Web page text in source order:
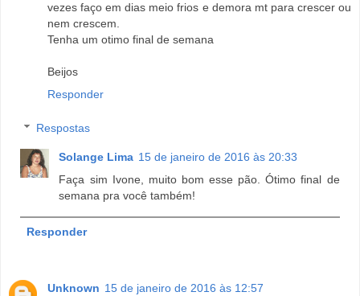
vezes faço em dias meio frios e demora mt para crescer ou
nem crescem.
Tenha um otimo final de semana
Beijos
Responder
Respostas
Solange Lima 15 de janeiro de 2016 às 20:33
Faça sim Ivone, muito bom esse pão. Ótimo final de
semana pra você também!
Responder
Unknown 15 de janeiro de 2016 às 12:57